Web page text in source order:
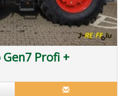
Profi +